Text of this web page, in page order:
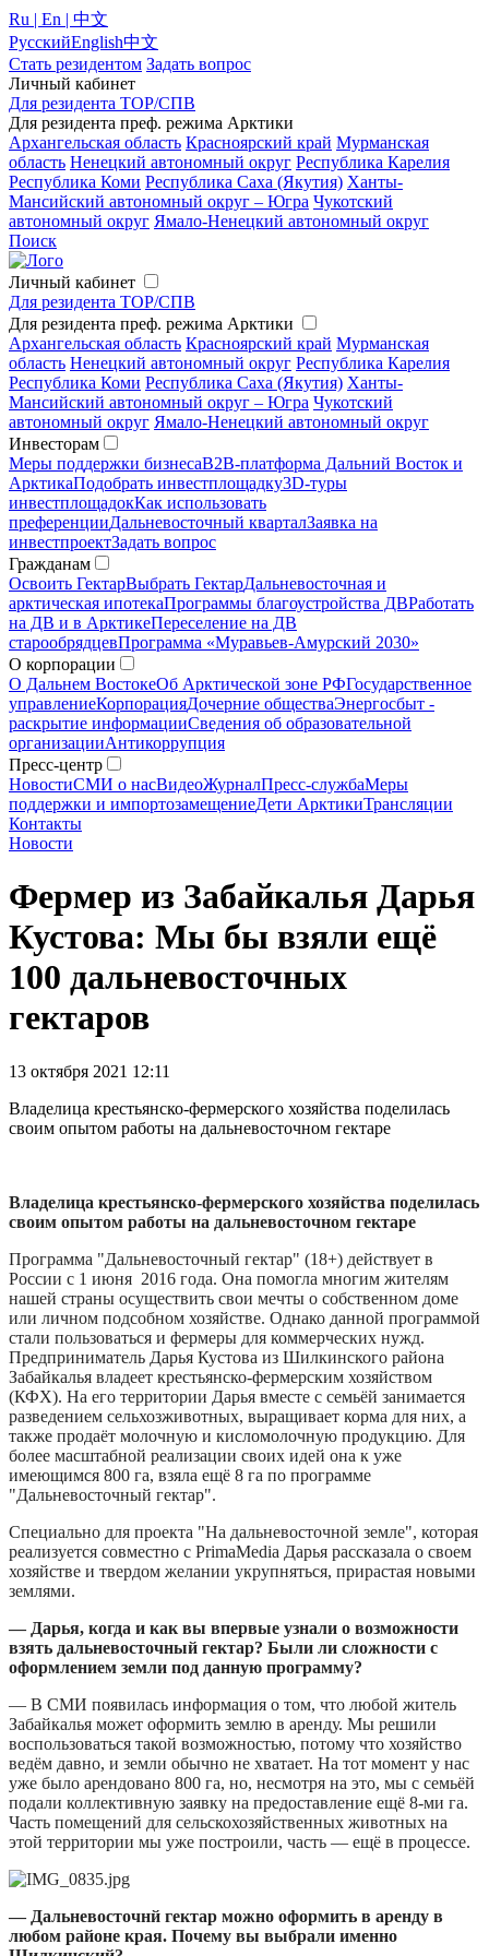
Ru | En | 中文
РусскийEnglish中文
Стать резидентом Задать вопрос
Личный кабинет
Для резидента ТОР/СПВ
Для резидента преф. режима Арктики
Архангельская область Красноярский край Мурманская
область Ненецкий автономный округ Республика Карелия
Республика Коми Республика Саха (Якутия) Ханты-
Мансийский автономный округ – Югра Чукотский
автономный округ Ямало-Ненецкий автономный округ
Поиск
Личный кабинет
Для резидента ТОР/СПВ
Для резидента преф. режима Арктики
Архангельская область Красноярский край Мурманская
область Ненецкий автономный округ Республика Карелия
Республика Коми Республика Саха (Якутия) Ханты-
Мансийский автономный округ – Югра Чукотский
автономный округ Ямало-Ненецкий автономный округ
Инвесторам
Меры поддержки бизнесаB2B-платформа Дальний Восток и
АрктикаПодобрать инвестплощадку3D-туры
инвестплощадокКак использовать
преференцииДальневосточный кварталЗаявка на
инвестпроектЗадать вопрос
Гражданам
Освоить ГектарВыбрать ГектарДальневосточная и
арктическая ипотекаПрограммы благоустройства ДВРаботать
на ДВ и в АрктикеПереселение на ДВ
старообрядцевПрограмма «Муравьев-Амурский 2030»
О корпорации
О Дальнем ВостокеОб Арктической зоне РФГосударственное
управлениеКорпорацияДочерние обществаЭнергосбыт -
раскрытие информацииСведения об образовательной
организацииАнтикоррупция
Пресс-центр
НовостиСМИ о насВидеоЖурналПресс-службаМеры
поддержки и импортозамещениеДети АрктикиТрансляции
Контакты
Новости
Фермер из Забайкалья Дарья
Кустова: Мы бы взяли ещё
100 дальневосточных
гектаров
13 октября 2021 12:11
Владелица крестьянско-фермерского хозяйства поделилась
своим опытом работы на дальневосточном гектаре
Владелица крестьянско-фермерского хозяйства поделилась
своим опытом работы на дальневосточном гектаре
Программа "Дальневосточный гектар" (18+) действует в
России с 1 июня 2016 года. Она помогла многим жителям
нашей страны осуществить свои мечты о собственном доме
или личном подсобном хозяйстве. Однако данной программой
стали пользоваться и фермеры для коммерческих нужд.
Предприниматель Дарья Кустова из Шилкинского района
Забайкалья владеет крестьянско-фермерским хозяйством
(КФХ). На его территории Дарья вместе с семьёй занимается
разведением сельхозживотных, выращивает корма для них, а
также продаёт молочную и кисломолочную продукцию. Для
более масштабной реализации своих идей она к уже
имеющимся 800 га, взяла ещё 8 га по программе
"Дальневосточный гектар".
Специально для проекта "На дальневосточной земле", которая
реализуется совместно с PrimaMedia Дарья рассказала о своем
хозяйстве и твердом желании укрупняться, прирастая новыми
землями.
— Дарья, когда и как вы впервые узнали о возможности
взять дальневосточный гектар? Были ли сложности с
оформлением земли под данную программу?
— В СМИ появилась информация о том, что любой житель
Забайкалья может оформить землю в аренду. Мы решили
воспользоваться такой возможностью, потому что хозяйство
ведём давно, и земли обычно не хватает. На тот момент у нас
уже было арендовано 800 га, но, несмотря на это, мы с семьёй
подали коллективную заявку на предоставление ещё 8-ми га.
Часть помещений для сельскохозяйственных животных на
этой территории мы уже построили, часть — ещё в процессе.
— Дальневосточнй гектар можно оформить в аренду в
любом районе края. Почему вы выбрали именно